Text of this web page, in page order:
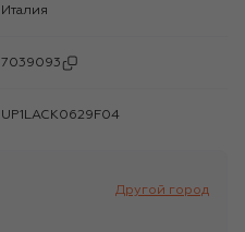
Италия
7039093
UP1LACK0629F04
Другой город